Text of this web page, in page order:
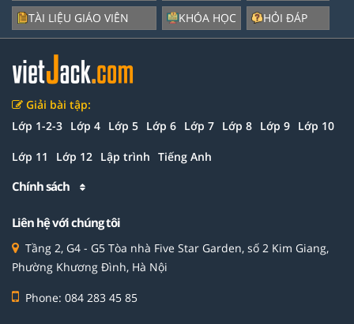
TÀI LIỆU GIÁO VIÊN
KHÓA HỌC
HỎI ĐÁP
Giải bài tập:
Lớp 1-2-3 Lớp 4 Lớp 5 Lớp 6 Lớp 7 Lớp 8 Lớp 9 Lớp 10
Lớp 11 Lớp 12 Lập trình Tiếng Anh
Chính sách
Liên hệ với chúng tôi
Tầng 2, G4 - G5 Tòa nhà Five Star Garden, số 2 Kim Giang,
Phường Khương Đình, Hà Nội
Phone: 084 283 45 85